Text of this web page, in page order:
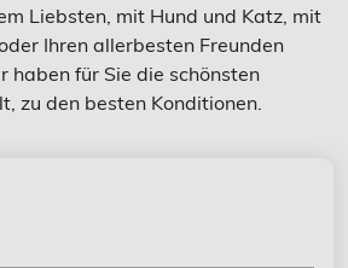
Liebsten, mit Hund und Katz, mit
Ihren allerbesten Freunden
haben für Sie die schönsten
zu den besten Konditionen.